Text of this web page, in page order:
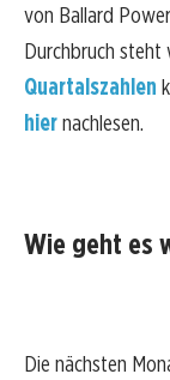
von Ballard
Durchbruch steht
Quartalszahlen
hiernachlesen.
Wie geht es
Die nächsten